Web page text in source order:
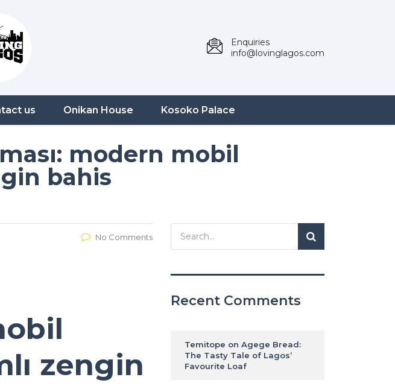
Enquiries
info@lovinglagos.com
us Onikan House Kosoko Palace
modern mobil
bahis
No Comments
zengin
Recent Comments
Temitope on Agege Bread:
The Tasty Tale of Lagos’
Favourite Loaf